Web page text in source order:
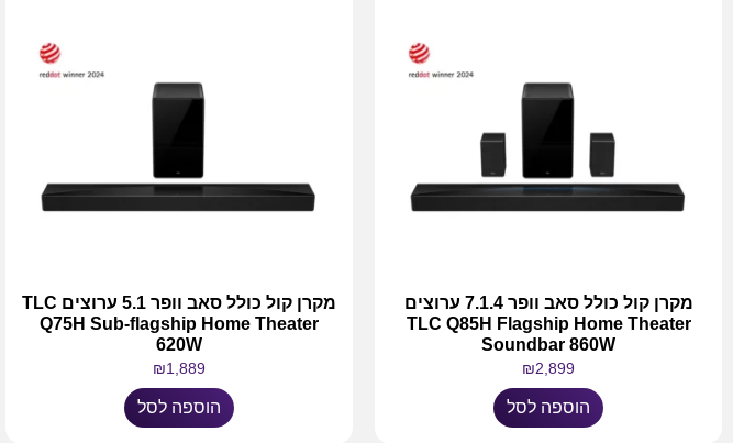
מקרן קול כולל סאב וופר 7.1.4 ערוצים
TLC Q85H Flagship Home Theater
Soundbar 860W
₪2,899
הוספה לסל
מקרן קול כולל סאב וופר 5.1 ערוצים TLC
Q75H Sub-flagship Home Theater
620W
₪1,889
הוספה לסל